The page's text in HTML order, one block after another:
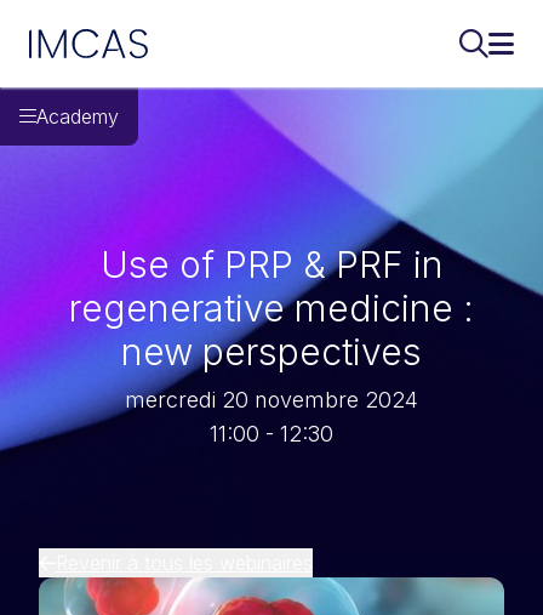
IMCAS
Academy
Use of PRP & PRF in
regenerative medicine :
new perspectives
mercredi 20 novembre 2024
11:00 - 12:30